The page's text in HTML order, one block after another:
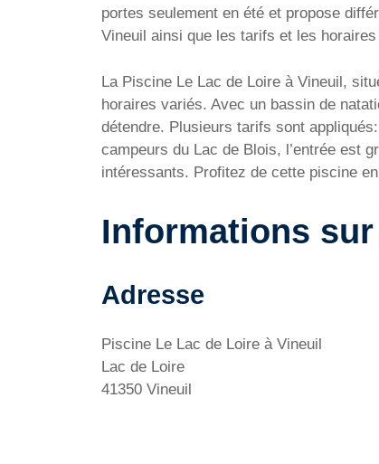
portes seulement en été et propose
Vineuil ainsi que les tarifs et les horaires
La Piscine Le Lac de Loire à Vineuil,
horaires variés. Avec un bassin de
détendre. Plusieurs tarifs sont
campeurs du Lac de Blois, l’entrée est
intéressants. Profitez de cette piscine
Informations sur
Adresse
Piscine Le Lac de Loire à Vineuil
Lac de Loire
41350 Vineuil